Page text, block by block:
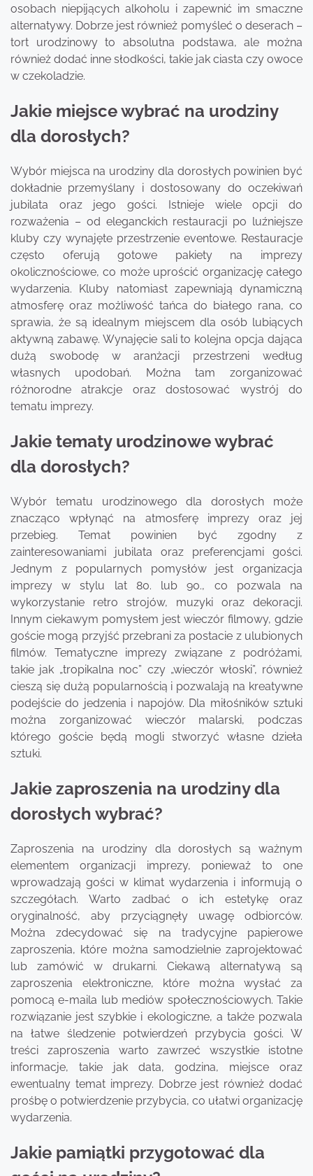
osobach niepijących alkoholu i zapewnić im smaczne
alternatywy. Dobrze jest również pomyśleć o deserach –
tort urodzinowy to absolutna podstawa, ale można
również dodać inne słodkości, takie jak ciasta czy owoce
w czekoladzie.
Jakie miejsce wybrać na urodziny
dla dorosłych?
Wybór miejsca na urodziny dla dorosłych powinien być
dokładnie przemyślany i dostosowany do oczekiwań
jubilata oraz jego gości. Istnieje wiele opcji do
rozważenia – od eleganckich restauracji po luźniejsze
kluby czy wynajęte przestrzenie eventowe. Restauracje
często oferują gotowe pakiety na imprezy
okolicznościowe, co może uprościć organizację całego
wydarzenia. Kluby natomiast zapewniają dynamiczną
atmosferę oraz możliwość tańca do białego rana, co
sprawia, że są idealnym miejscem dla osób lubiących
aktywną zabawę. Wynajęcie sali to kolejna opcja dająca
dużą swobodę w aranżacji przestrzeni według
własnych upodobań. Można tam zorganizować
różnorodne atrakcje oraz dostosować wystrój do
tematu imprezy.
Jakie tematy urodzinowe wybrać
dla dorosłych?
Wybór tematu urodzinowego dla dorosłych może
znacząco wpłynąć na atmosferę imprezy oraz jej
przebieg. Temat powinien być zgodny z
zainteresowaniami jubilata oraz preferencjami gości.
Jednym z popularnych pomysłów jest organizacja
imprezy w stylu lat 80. lub 90., co pozwala na
wykorzystanie retro strojów, muzyki oraz dekoracji.
Innym ciekawym pomysłem jest wieczór filmowy, gdzie
goście mogą przyjść przebrani za postacie z ulubionych
filmów. Tematyczne imprezy związane z podróżami,
takie jak „tropikalna noc” czy „wieczór włoski”, również
cieszą się dużą popularnością i pozwalają na kreatywne
podejście do jedzenia i napojów. Dla miłośników sztuki
można zorganizować wieczór malarski, podczas
którego goście będą mogli stworzyć własne dzieła
sztuki.
Jakie zaproszenia na urodziny dla
dorosłych wybrać?
Zaproszenia na urodziny dla dorosłych są ważnym
elementem organizacji imprezy, ponieważ to one
wprowadzają gości w klimat wydarzenia i informują o
szczegółach. Warto zadbać o ich estetykę oraz
oryginalność, aby przyciągnęły uwagę odbiorców.
Można zdecydować się na tradycyjne papierowe
zaproszenia, które można samodzielnie zaprojektować
lub zamówić w drukarni. Ciekawą alternatywą są
zaproszenia elektroniczne, które można wysłać za
pomocą e-maila lub mediów społecznościowych. Takie
rozwiązanie jest szybkie i ekologiczne, a także pozwala
na łatwe śledzenie potwierdzeń przybycia gości. W
treści zaproszenia warto zawrzeć wszystkie istotne
informacje, takie jak data, godzina, miejsce oraz
ewentualny temat imprezy. Dobrze jest również dodać
prośbę o potwierdzenie przybycia, co ułatwi organizację
wydarzenia.
Jakie pamiątki przygotować dla